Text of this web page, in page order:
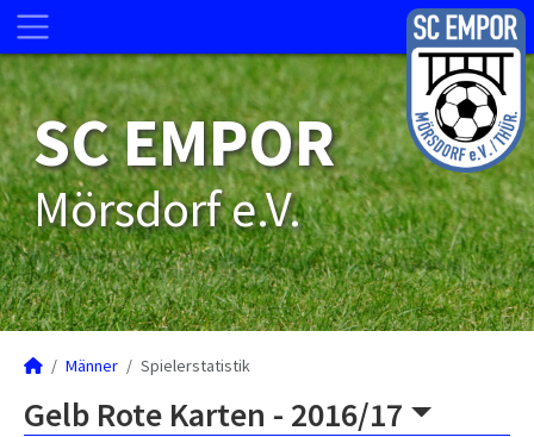
SC EMPOR
Mörsdorf e.V.
Männer Spielerstatistik
Gelb Rote Karten - 2016/17